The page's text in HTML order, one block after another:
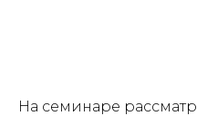
На семинаре